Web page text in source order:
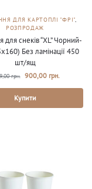
ДЛЯ КАРТОПЛІ "ФРІ",
РОЗПРОДАЖ
для снеків “XL” Чорний-
Без ламінації 450
шт/ящ
грн. 900,00 грн.
Купити